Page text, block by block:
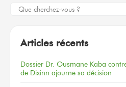
Articles récents
Dossier Dr. Ousmane Kaba
de Dixinn ajourne sa décision